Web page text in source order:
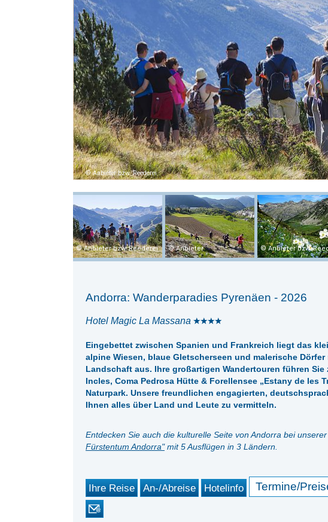
Anbieter bzw. Reederei
Anbieter bzw. Reederei Anbieter Anbieter bzw.
Andorra: Wanderparadies Pyrenäen - 2026
Hotel Magic La Massana
Eingebettet zwischen Spanien und Frankreich liegt das
alpine Wiesen, blaue Gletscherseen und malerische
Landschaft aus. Ihre großartigen Wandertouren führen Sie
Incles, Coma Pedrosa Hütte & Forellensee „Estany de les
Naturpark. Unsere freundlichen engagierten,
Ihnen alles über Land und Leute zu vermitteln.
Entdecken Sie auch die kulturelle Seite von Andorra bei
Fürstentum Andorra"mit 5 Ausflügen in 3 Ländern.
Ihre Reise An-/Abreise Hotelinfo Termine/